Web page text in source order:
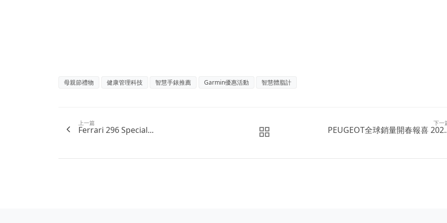
母親節禮物 健康管理科技 智慧手錶推薦 Garmin優惠活動 智慧體脂計
上一篇
Ferrari 296 Special...
下一
PEUGEOT全球銷量開春報喜